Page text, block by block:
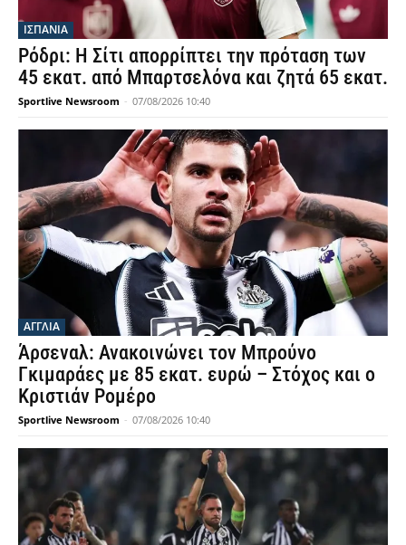
ΙΣΠΑΝΙΑ
Ρόδρι: Η Σίτι απορρίπτει την πρόταση των
45 εκατ. από Μπαρτσελόνα και ζητά 65 εκατ.
Sportlive Newsroom - 07/08/2026 10:40
ΑΓΓΛΙΑ
Άρσεναλ: Ανακοινώνει τον Μπρούνο
Γκιμαράες με 85 εκατ. ευρώ – Στόχος και ο
Κριστιάν Ρομέρο
Sportlive Newsroom - 07/08/2026 10:40